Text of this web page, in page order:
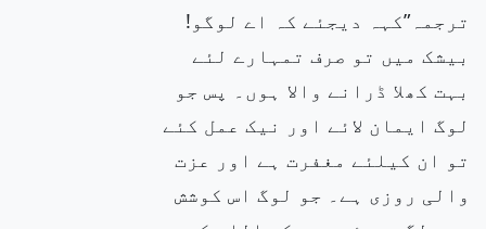
ترجمہ”کہہ دیجئے کہ اے لوگو!
بیشک میں تو صرف تمہارے لئے
بہت کھلا ڈرانے والا ہوں۔ پس جو
لوگ ایمان لائے اور نیک عمل کئے
تو ان کیلئے مغفرت ہے اور عزت
والی روزی ہے۔ جو لوگ اس کوشش